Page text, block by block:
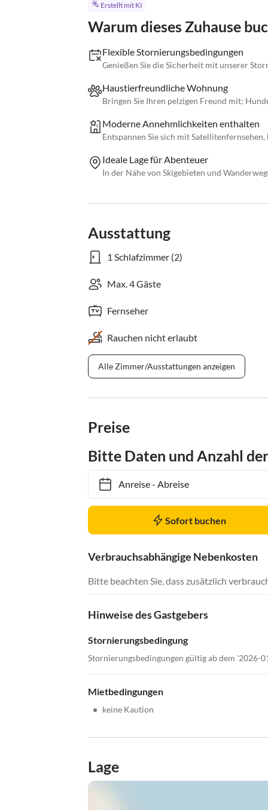
Erstellt mit KI
Warum dieses Zuhause
Flexible Stornierungsbedingungen
Genießen Sie die Sicherheit mit unserer
Haustierfreundliche Wohnung
Bringen Sie Ihren pelzigen Freund mit;
Moderne Annehmlichkeiten enthalten
Entspannen Sie sich mit
Ideale Lage für Abenteuer
In der Nähe von Skigebieten und
Ausstattung
1 Schlafzimmer (2)
Max. 4 Gäste
Fernseher
Rauchen nicht erlaubt
Alle Zimmer/Ausstattungen anzeigen
Preise
Bitte Daten und Anzahl
Anreise- Abreise
Sofort buchen
Verbrauchsabhängige Nebenkosten
Bitte beachten Sie, dass zusätzlich
Hinweise des Gastgebers
Stornierungsbedingung
Stornierungsbedingungen gültig ab dem '2026-
Mietbedingungen
• keine Kaution
Lage